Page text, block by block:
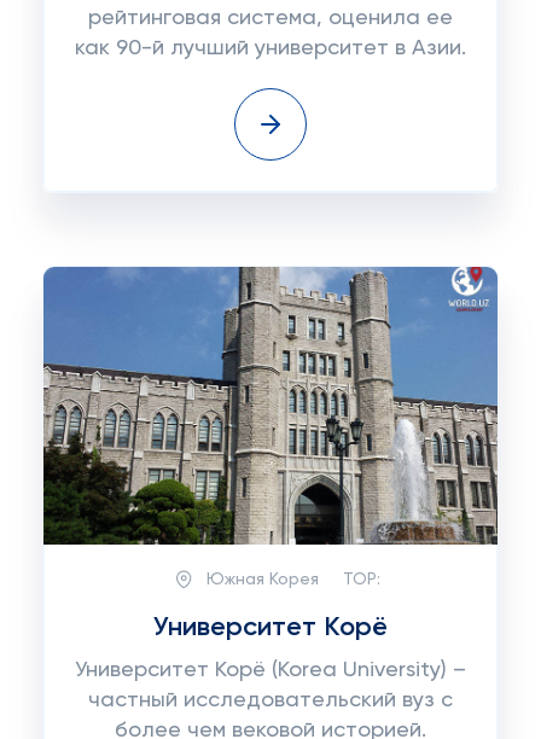
рейтинговая система, оценила ее
как 90-й лучший университет в Азии.
Южная Корея TOP:
Университет Корё
Университет Корё (Korea University) –
частный исследовательский вуз с
более чем вековой историей.